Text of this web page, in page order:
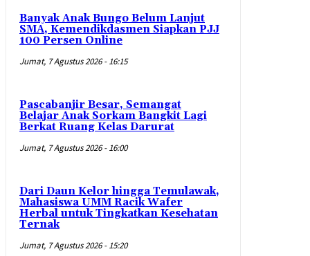
Banyak Anak Bungo Belum Lanjut
SMA, Kemendikdasmen Siapkan PJJ
100 Persen Online
Jumat, 7 Agustus 2026 - 16:15
Pascabanjir Besar, Semangat
Belajar Anak Sorkam Bangkit Lagi
Berkat Ruang Kelas Darurat
Jumat, 7 Agustus 2026 - 16:00
Dari Daun Kelor hingga Temulawak,
Mahasiswa UMM Racik Wafer
Herbal untuk Tingkatkan Kesehatan
Ternak
Jumat, 7 Agustus 2026 - 15:20